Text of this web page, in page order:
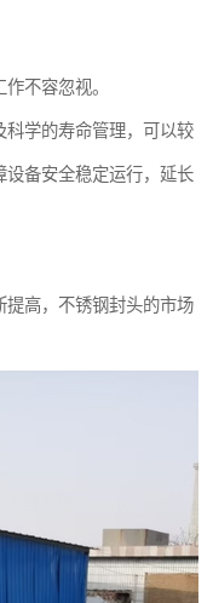
不容忽视。
学的寿命管理，可以较
设备安全稳定运行，延长
提高，不锈钢封头的市场